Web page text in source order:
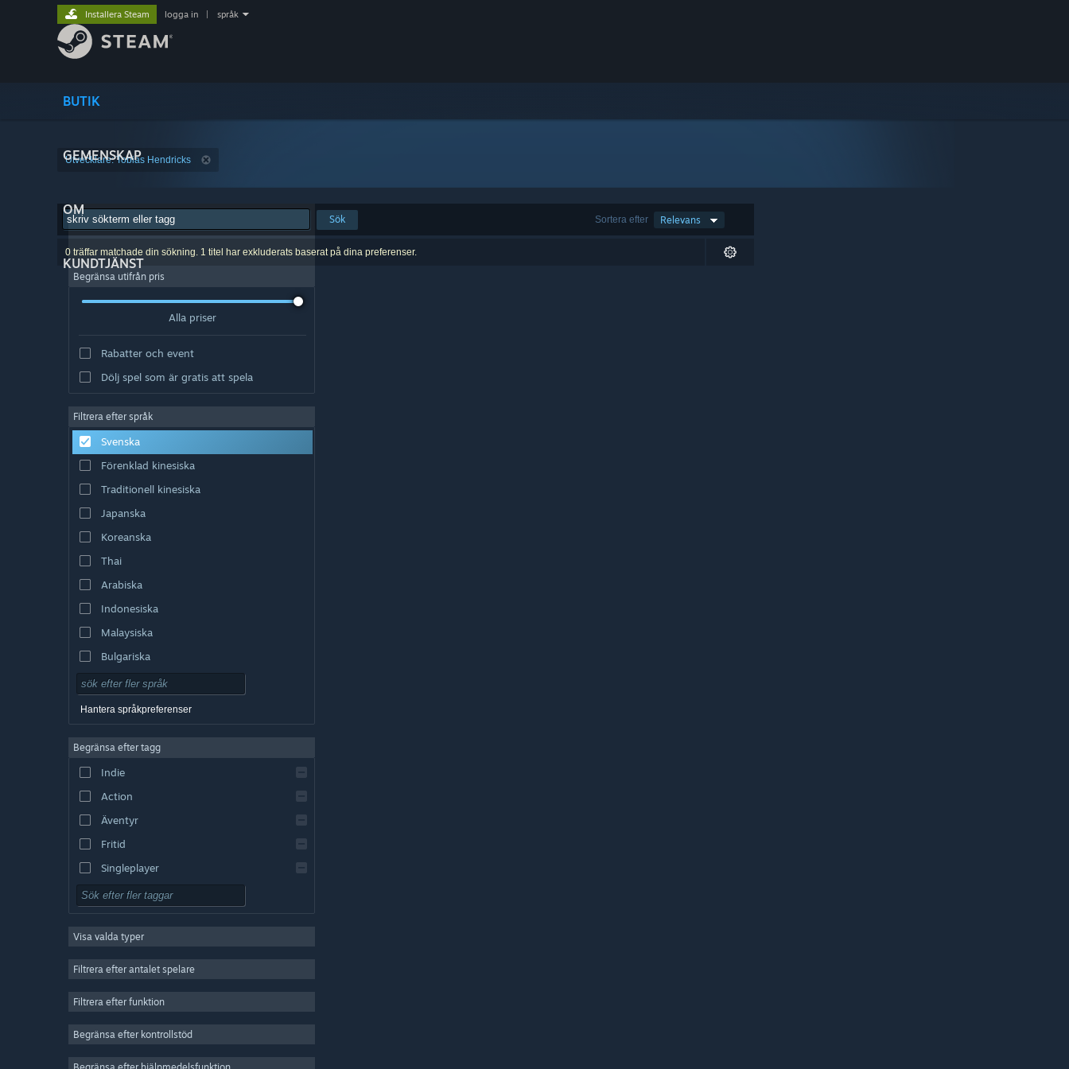
BUTIK
GEMENSKAP
OM
KUNDTJÄNST
Installera Steam logga in språk
Utvecklare: Tobias Hendricks
Sortera efter Relevans
Sök
0 träffar matchade din sökning. 1 titel har exkluderats baserat på dina preferenser.
Begränsa utifrån pris
Alla priser
Rabatter och event
Dölj spel som är gratis att spela
Filtrera efter språk
Svenska
Förenklad kinesiska
Traditionell kinesiska
Japanska
Koreanska
Thai
Arabiska
Indonesiska
Malaysiska
Bulgariska
Tjeckiska
Danska
Engelska
Spanska – Spanien
Spanska – Latinamerika
Hantera språkpreferenser
Begränsa efter tagg
Indie
Action
Äventyr
Fritid
Singleplayer
Simulering
Strategi
2D
Gratis att spela
Visa valda typer
Filtrera efter antalet spelare
Filtrera efter funktion
Begränsa efter kontrollstöd